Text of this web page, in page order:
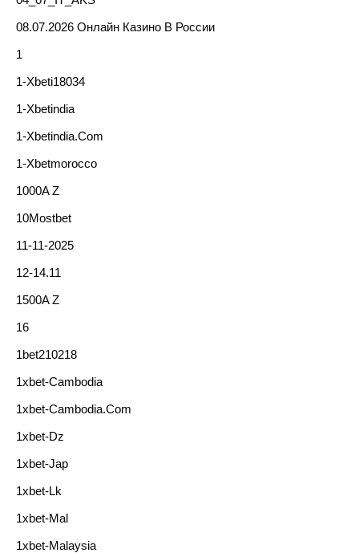
08.07.2026 Онлайн Казино В России
1
1-Xbeti18034
1-Xbetindia
1-Xbetindia.com
1-Xbetmorocco
1000A Z
10Mostbet
11-11-2025
12-14.11
1500A Z
16
1bet210218
1xbet-Cambodia
1xbet-Cambodia.com
1xbet-Dz
1xbet-Jap
1xbet-Lk
1xbet-Mal
1xbet-Malaysia